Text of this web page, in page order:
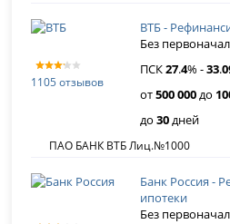
1105 отзывов
ВТБ -
Без
ПСК27.4% -33.
от500 000до
до30дней
ПАО БАНК ВТБ Лиц.№1000
Банк Россия -
ипотеки
Без